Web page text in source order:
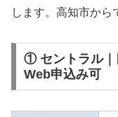
します。高知市から
① セントラル｜
Web申込み可